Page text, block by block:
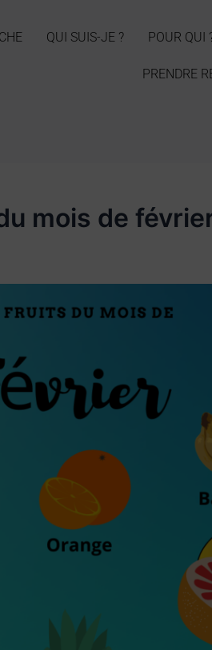
QUI SUIS-JE ? POUR QUI
PRENDRE
mois de